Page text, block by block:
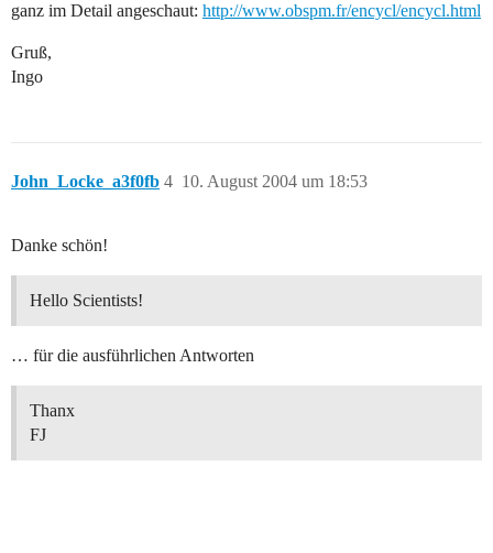
ganz im Detail angeschaut: http://www.obspm.fr/encycl/encycl.html
Gruß,
Ingo
John_Locke_a3f0fb 10. August 2004 um 18:53
4
Danke schön!
Hello Scientists!
… für die ausführlichen Antworten
Thanx
FJ